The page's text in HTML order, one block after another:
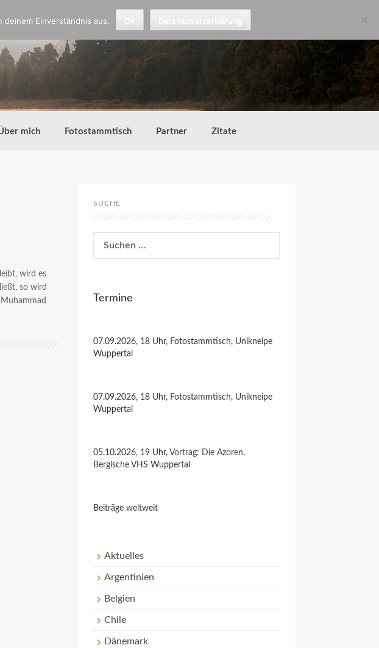
mich Fotostammtisch Partner Zitate
wird es
so wird
SUCHE
nach:
Termine
07.09.2026, 18 Uhr, Fotostammtisch, Unikneipe
Wuppertal
07.09.2026, 18 Uhr, Fotostammtisch, Unikneipe
Wuppertal
05.10.2026, 19 Uhr, Vortrag: Die Azoren,
Bergische VHS Wuppertal
Beiträge weltweit
Aktuelles
Argentinien
Belgien
Chile
Dänemark
Einverständnis aus.